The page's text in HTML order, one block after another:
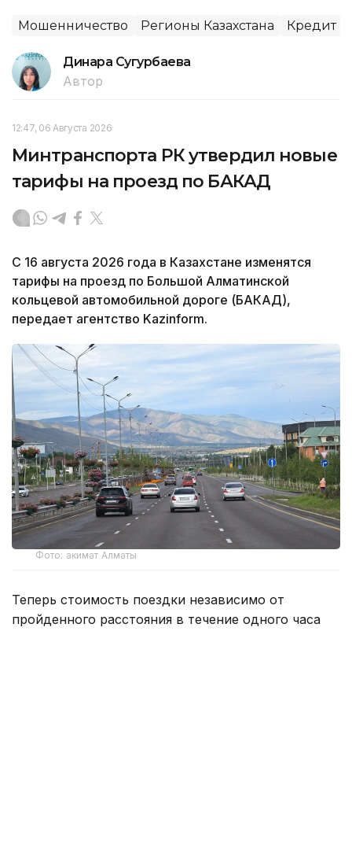
Мошенничество Регионы Казахстана Кредит
Динара Сугурбаева
Автор
12:47, 06 Августа 2026
Минтранспорта РК утвердил новые
тарифы на проезд по БАКАД
С 16 августа 2026 года в Казахстане изменятся
тарифы на проезд по Большой Алматинской
кольцевой автомобильной дороге (БАКАД),
передает агентство Kazinform.
Фото: акимат Алматы
Теперь стоимость поездки независимо от
пройденного расстояния в течение одного часа